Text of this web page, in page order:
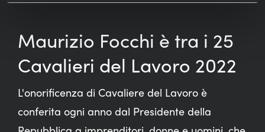
Maurizio Focchi è tra i 25
Cavalieri del Lavoro 2022
L'onorificenza di Cavaliere del Lavoro è
conferita ogni anno dal Presidente della